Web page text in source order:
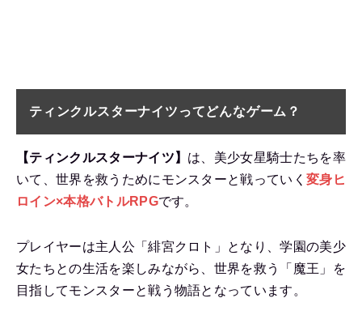
ティンクルスターナイツってどんなゲーム？
【ティンクルスターナイツ】 は、美少女星騎士たちを率
いて、世界を救うためにモンスターと戦っていく変身ヒ
ロイン×本格バトルRPGです。
プレイヤーは主人公「緋宮クロト」となり、学園の美少
女たちとの生活を楽しみながら、世界を救う「魔王」を
目指してモンスターと戦う物語となっています。